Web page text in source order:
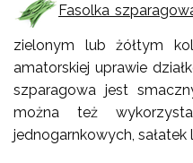
Fasolka
zielonym lub żółtym
amatorskiej uprawie
szparagowa jest
można też
jednogarnkowych, sałatek